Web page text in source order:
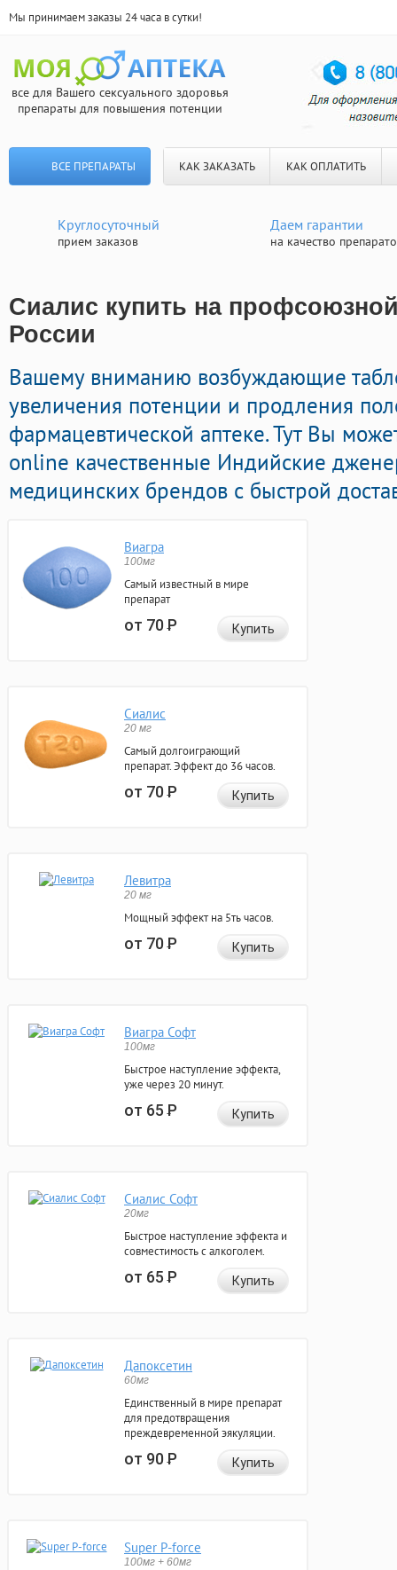
Мы принимаем заказы 24 часа в сутки!
все для Вашего сексуального здоровья
препараты для повышения потенции
ВСЕ ПРЕПАРАТЫ КАК ЗАКАЗАТЬ КАК ОПЛАТИТЬ
Круглосуточный
прием заказов
Даем гарантии
на качество
Сиалис купить на
России
Вашему вниманию возбуждающие
увеличения потенции и продления
фармацевтической аптеке. Тут Вы
online качественные Индийские
медицинских брендов с быстрой
Виагра
100мг
Самый известный в мире
препарат
от 70Р Купить
Сиалис
20 мг
Самый долгоиграющий
препарат. Эффект до 36 часов.
от 70Р Купить
Левитра
20 мг
Мощный эффект на 5ть часов.
от 70Р Купить
Виагра Софт
100мг
Быстрое наступление эффекта,
уже через 20 минут.
от 65Р Купить
Сиалис Софт
20мг
Быстрое наступление эффекта и
совместимость с алкоголем.
от 65Р Купить
Дапоксетин
60мг
Единственный в мире препарат
для предотвращения
преждевременной эякуляции.
от 90Р Купить
Super P-force
100мг + 60мг